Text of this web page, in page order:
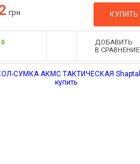
грн КУПИТЬ
0
ДОБАВИТЬ
В СРАВНЕНИЕ